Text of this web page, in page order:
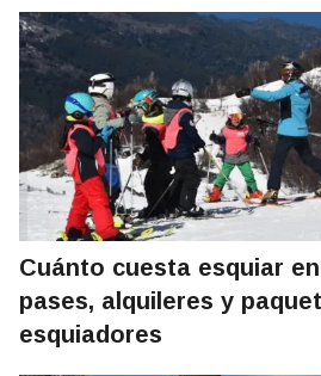
Cuánto cuesta esquiar
pases, alquileres y
esquiadores